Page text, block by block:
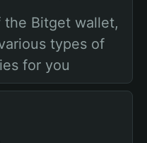
Bitget wallet,
types of
for you